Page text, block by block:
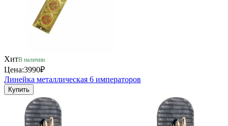
ХитВ наличии
Цена:3990₽
Линейка металлическая 6 императоров
Купить